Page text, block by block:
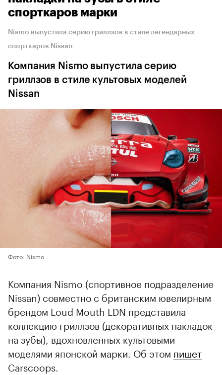
спорткаров марки
Nismo выпустила серию гриллзов в стиле легендарных
спорткаров Nissan
Компания Nismo выпустила серию
гриллзов в стиле культовых моделей
Nissan
Фото: Nismo
Компания Nismo (спортивное подразделение
Nissan) совместно с британским ювелирным
брендом Loud Mouth LDN представила
коллекцию гриллзов (декоративных накладок
на зубы), вдохновленных культовыми
моделями японской марки. Об этом пишет
Carscoops.